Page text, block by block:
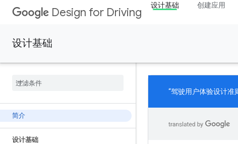
Design for Driving
设计基础 创建应用
设计基础
简介
设计基础
“驾驶用户体验设计准